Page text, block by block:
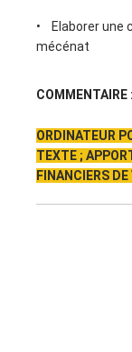
• Elaborer une
mécénat
COMMENTAIRE :
ORDINATEUR
TEXTE ;
FINANCIERS